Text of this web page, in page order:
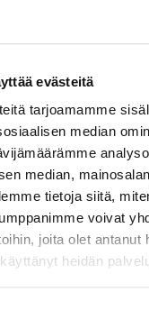
evästeitä
tarjoamamme
median
median,
tietoja siitä,
voivat
joita olet antanut
heidän
jonka turvin
johtanut tai
tällä erää
ei olisi ollut
päättäjien,
näkemystä siitä,